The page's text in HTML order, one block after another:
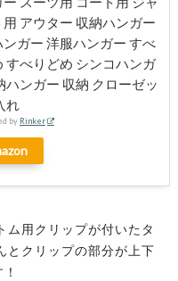
アウター 収納ハンガー
ガー 洋服ハンガー すべ
すべりどめ シンコハンガ
ハンガー 収納 クローゼッ
れ
by Rinker
ム用クリップが付いたタ
とクリップの部分が上下